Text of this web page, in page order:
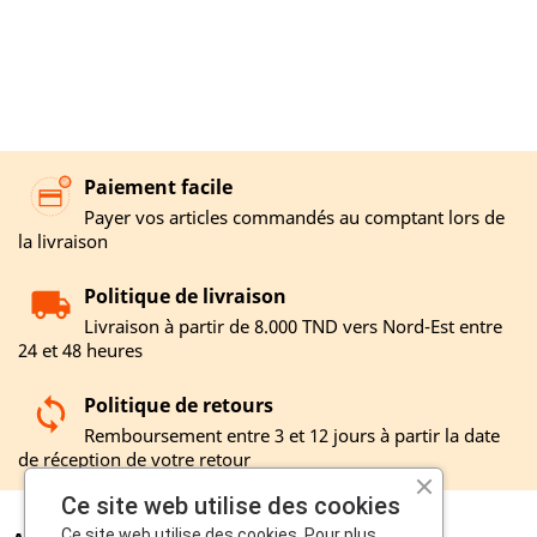
Paiement facile
Payer vos articles commandés au comptant lors de
la livraison
Politique de livraison
Livraison à partir de 8.000 TND vers Nord-Est entre
24 et 48 heures
Politique de retours
Remboursement entre 3 et 12 jours à partir la date
de réception de votre retour
Ce site web utilise des cookies